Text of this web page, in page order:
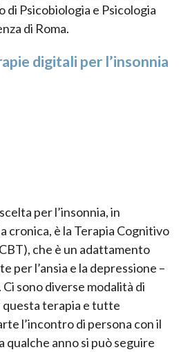
Psicobiologia e Psicologia
di Roma.
digitali per l’insonnia
per l’insonnia, in
cronica, è la Terapia Cognitivo
che è un adattamento
per l’ansia e la depressione –
Ci sono diverse modalità di
questa terapia e tutte
l’incontro di persona con il
qualche anno si può seguire